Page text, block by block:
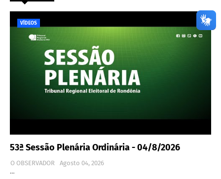
VÍDEOS
53ª Sessão Plenária Ordinária - 04/8/2026
O OBSERVADOR
Agosto 04, 2026
…